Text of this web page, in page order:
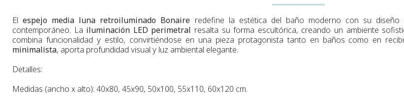
Elespejo media luna retroiluminado Bonaire redefine la estética del baño moderno con su
contemporáneo. La iluminación LED perimetral resalta su forma escultórica, creando un ambiente
combina funcionalidad y estilo, convirtiéndose en una pieza protagonista tanto en baños como en
minimalista, aporta profundidad visual y luz ambiental elegante.
Detalles:
Medidas (ancho x alto): 40x80, 45x90, 50x100, 55x110, 60x120 cm.